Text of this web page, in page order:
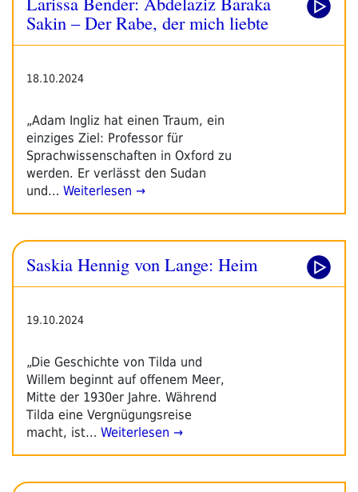
Sakin – Der Rabe, der mich liebte
18.10.2024
„Adam Ingliz hat einen Traum, ein
einziges Ziel: Professor für
Sprachwissenschaften in Oxford zu
werden. Er verlässt den Sudan
und… Weiterlesen →
Saskia Hennig von Lange: Heim
19.10.2024
„Die Geschichte von Tilda und
Willem beginnt auf offenem Meer,
Mitte der 1930er Jahre. Während
Tilda eine Vergnügungsreise
macht, ist… Weiterlesen →